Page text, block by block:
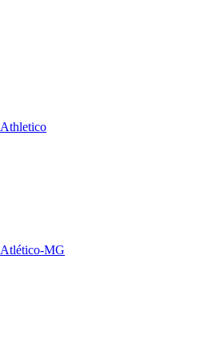
Athletico
Atlético-MG